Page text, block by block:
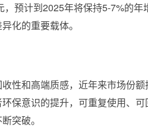
预计到2025年将保持5-7%的
化的重要载体。
性和高端质感，近年来市场份
保意识的提升，可重复使用、
突破。